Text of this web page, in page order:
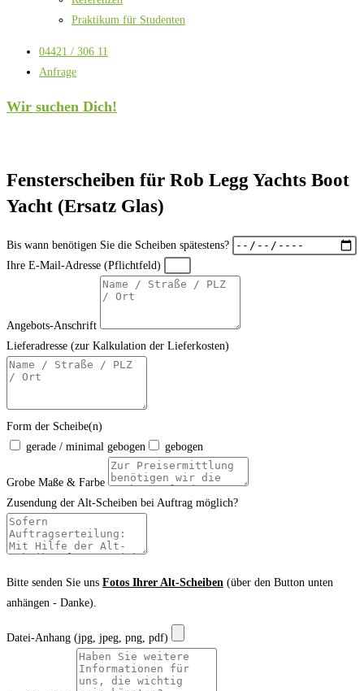
Praktikum für Studenten
04421 / 306 11
Anfrage
Wir suchen Dich!
Fensterscheiben für Rob Legg Yachts Boot
Yacht (Ersatz Glas)
Bis wann benötigen Sie die Scheiben spätestens?
Ihre E-Mail-Adresse (Pflichtfeld)
Angebots-Anschrift
Lieferadresse (zur Kalkulation der Lieferkosten)
Form der Scheibe(n)
gerade / minimal gebogen
gebogen
Grobe Maße & Farbe
Zusendung der Alt-Scheiben bei Auftrag möglich?
Bitte senden Sie uns Fotos Ihrer Alt-Scheiben (über den Button unten
anhängen - Danke).
Datei-Anhang (jpg, jpeg, png, pdf)